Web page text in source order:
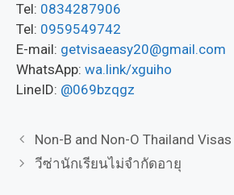
Tel: 0834287906
Tel: 0959549742
E-mail: getvisaeasy20@gmail.com
WhatsApp: wa.link/xguiho
LineID: @069bzqgz
Non-B and Non-O Thailand Visas
วีซ่านักเรียนไม่จำกัดอายุ